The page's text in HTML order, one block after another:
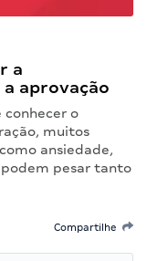
a
aprovação
conhecer o
muitos
ansiedade,
pesar tanto
Compartilhe